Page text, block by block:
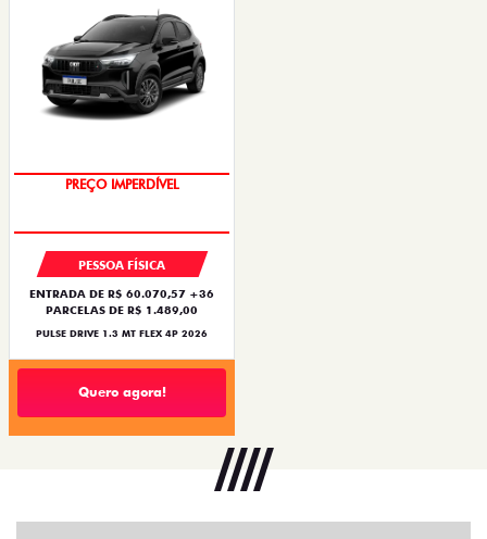
OPORTUNIDADE
PESSOA FÍSICA
ENTRADA DE R$ 60.070,57 +36
PARCELAS DE R$ 1.489,00
PULSE DRIVE 1.3 MT FLEX 4P 2026
Quero agora!